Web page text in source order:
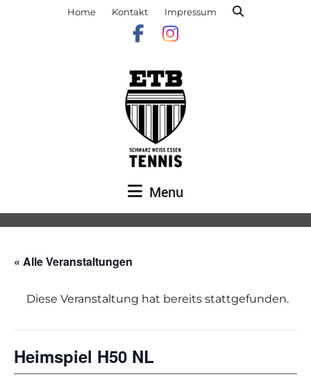
Home Kontakt Impressum
Menu
« Alle Veranstaltungen
Diese Veranstaltung hat bereits stattgefunden.
Heimspiel H50 NL